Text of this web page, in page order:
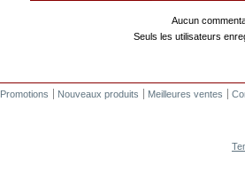
Aucun
Seuls les utilisateurs
Promotions Nouveaux produits Meilleures ventes